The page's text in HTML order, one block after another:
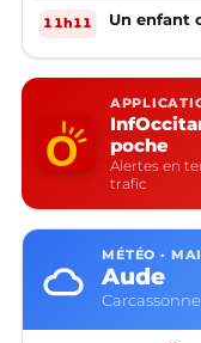
11h11 Un enfant
poche
Alertes en
trafic
MÉTÉO ·
Aude